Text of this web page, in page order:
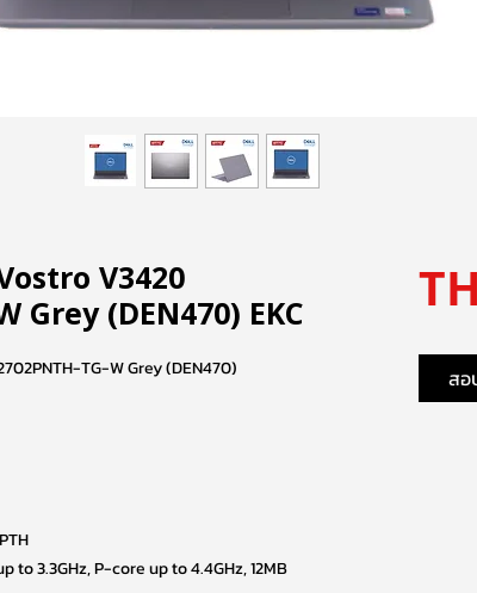
V3420
Grey (DEN470) EKC
TG-W Grey (DEN470)
to 3.3GHz, P-core up to 4.4GHz, 12MB
สอ